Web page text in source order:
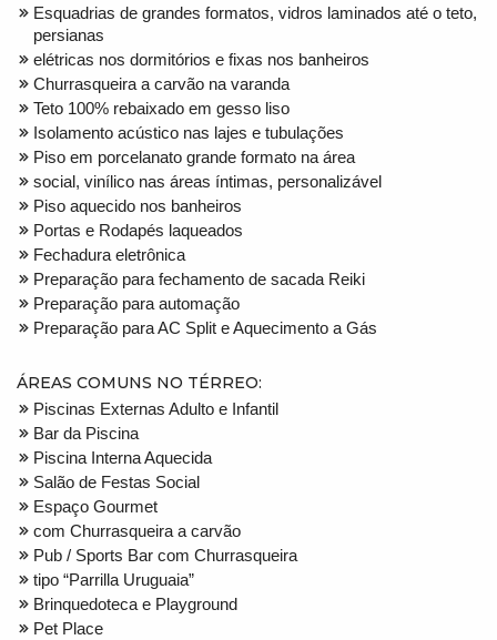
Esquadrias de grandes formatos, vidros laminados até o teto,
persianas
elétricas nos dormitórios e fixas nos banheiros
Churrasqueira a carvão na varanda
Teto 100% rebaixado em gesso liso
Isolamento acústico nas lajes e tubulações
Piso em porcelanato grande formato na área
social, vinílico nas áreas íntimas, personalizável
Piso aquecido nos banheiros
Portas e Rodapés laqueados
Fechadura eletrônica
Preparação para fechamento de sacada Reiki
Preparação para automação
Preparação para AC Split e Aquecimento a Gás
ÁREAS COMUNS NO TÉRREO:
Piscinas Externas Adulto e Infantil
Bar da Piscina
Piscina Interna Aquecida
Salão de Festas Social
Espaço Gourmet
com Churrasqueira a carvão
Pub / Sports Bar com Churrasqueira
tipo “Parrilla Uruguaia”
Brinquedoteca e Playground
Pet Place